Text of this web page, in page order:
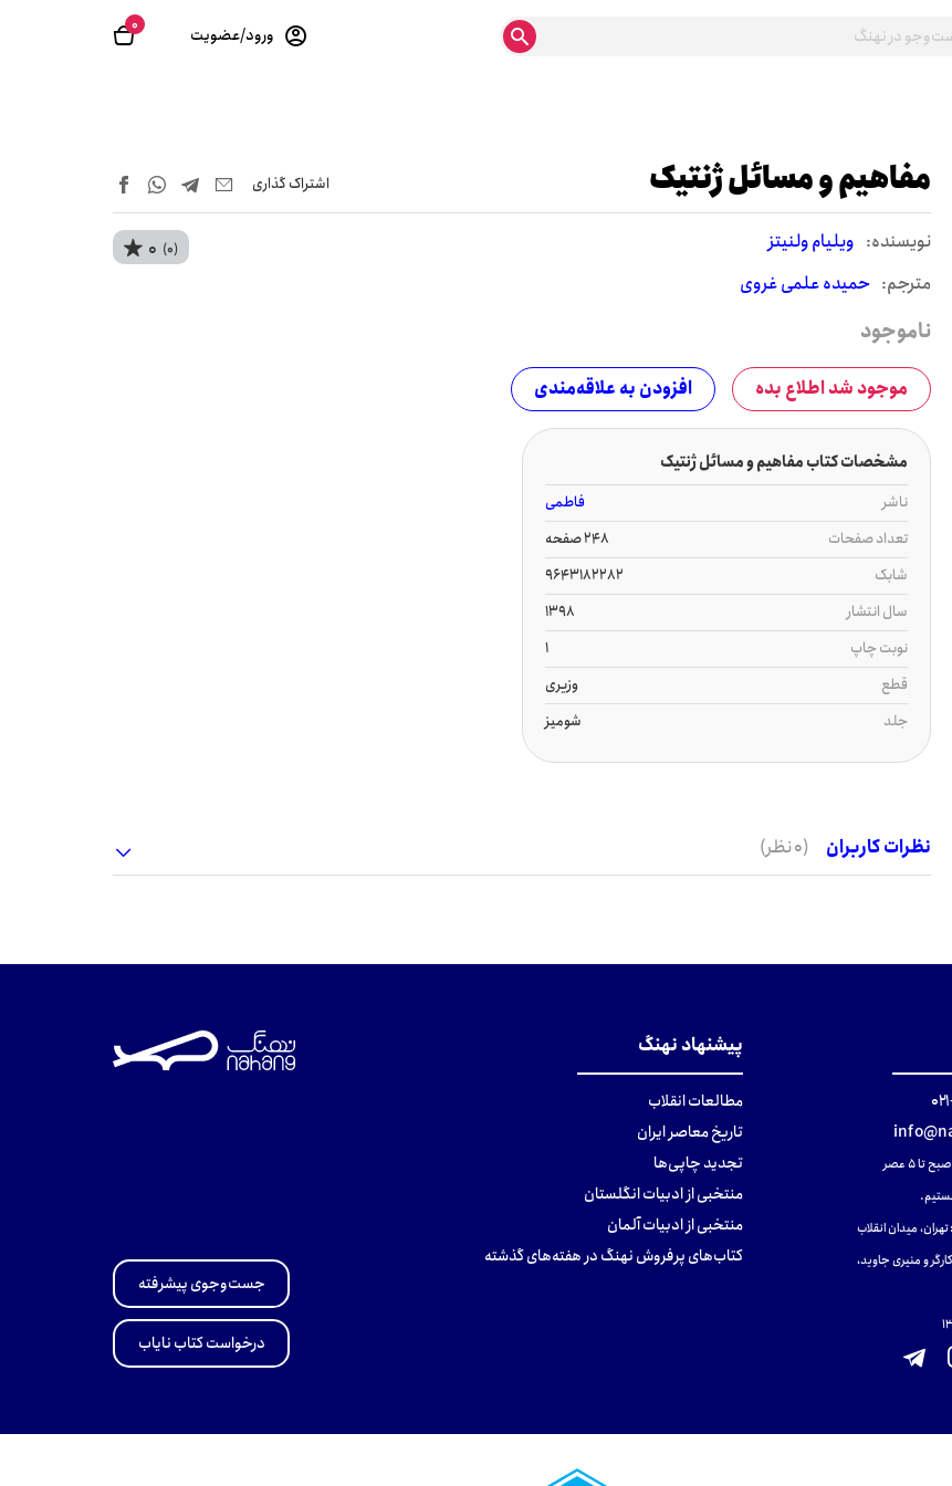
0 ورود/عضویت
مفاهیم و مسائل ژنتیک اشتراک‌ گذاری
نويسنده: ویلیام ولنیتز
مترجم: حمیده علمی غروی
0 (0)
ناموجود
موجود شد اطلاع بده افزودن به علاقه‌مندی
مشخصات کتاب مفاهیم و مسائل ژنتیک
ناشر
فاطمی
تعداد صفحات
248 صفحه
شابک
9643182282
سال انتشار
1398
نوبت چاپ
1
قطع
وزیری
جلد
شومیز
نظرات کاربران (0 نظر)
:تهران، میدان انقلاب
و منیری جاوید،
پیشنهاد نهنگ
مطالعات انقلاب
تاریخ معاصر ایران
تجدید چاپی‌ها
منتخبی از ادبیات انگلستان
منتخبی از ادبیات آلمان
کتاب‌های پرفروش نهنگ در هفته‌های گذشته
جست‌وجوی پیشرفته
درخواست کتاب نایاب